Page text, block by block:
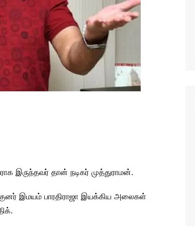
இருந்தவர் தான் நடிகர் முத்துராமன்.
இமயம் பாரதிராஜா இயக்கிய அலைகள்